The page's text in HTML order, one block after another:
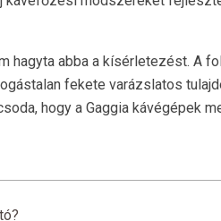
abba a kísérletezést. A
fekete varázslatos
hogy a Gaggia kávégépek